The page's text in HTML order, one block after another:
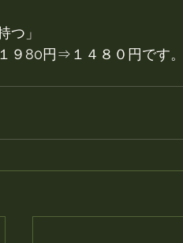
つ」
９80円⇒１４８０円です。